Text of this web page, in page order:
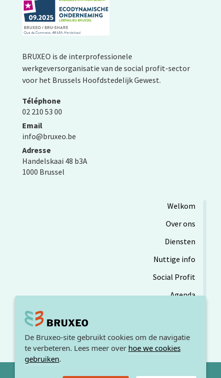
BRUXEO is de interprofessionele
werkgeversorganisatie van de social profit-sector
voor het Brussels Hoofdstedelijk Gewest.
Téléphone
02 210 53 00
Email
info@bruxeo.be
Adresse
Handelskaai 48 b3A
1000 Brussel
Welkom
Over ons
Diensten
Nuttige info
Social Profit
Agenda
De Bruxeo-site gebruikt cookies om de navigatie
te verbeteren. Lees meer over hoe we cookies
gebruiken.